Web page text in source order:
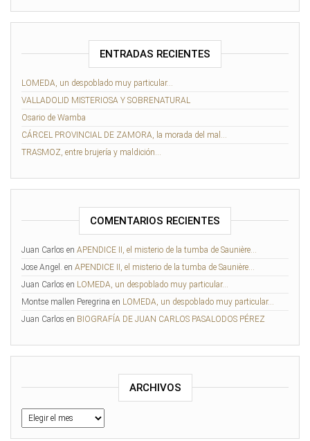
ENTRADAS RECIENTES
LOMEDA, un despoblado muy particular…
VALLADOLID MISTERIOSA Y SOBRENATURAL
Osario de Wamba
CÁRCEL PROVINCIAL DE ZAMORA, la morada del mal…
TRASMOZ, entre brujería y maldición…
COMENTARIOS RECIENTES
Juan Carlos en APENDICE II, el misterio de la tumba de Saunière…
Jose Angel. en APENDICE II, el misterio de la tumba de Saunière…
Juan Carlos en LOMEDA, un despoblado muy particular…
Montse mallen Peregrina en LOMEDA, un despoblado muy particular…
Juan Carlos en BIOGRAFÍA DE JUAN CARLOS PASALODOS PÉREZ
ARCHIVOS
Archivos